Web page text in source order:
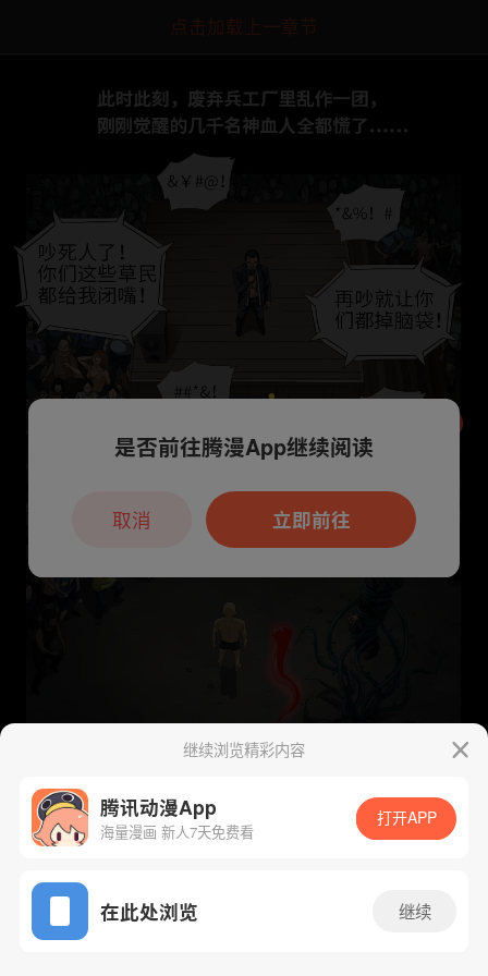
点击加载上一章节
App免费看
继续浏览精彩内容
腾讯动漫App
海量漫画 新人7天免费看
打开APP
在此处浏览 继续
本章节仅支持App阅读，可打开App新用
户7天免费看
是否前往腾漫App继续阅读
立即前往
取消